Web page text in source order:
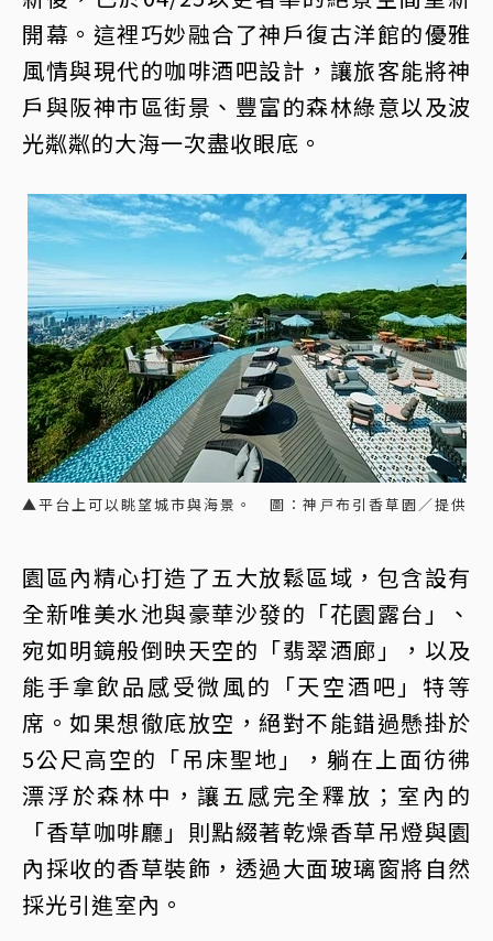
開幕。這裡巧妙融合了神戶復古洋館的優雅
風情與現代的咖啡酒吧設計，讓旅客能將神
戶與阪神市區街景、豐富的森林綠意以及波
光粼粼的大海一次盡收眼底。
▲平台上可以眺望城市與海景。 圖：神戸布引香草園／提供
園區內精心打造了五大放鬆區域，包含設有
全新唯美水池與豪華沙發的「花園露台」、
宛如明鏡般倒映天空的「翡翠酒廊」，以及
能手拿飲品感受微風的「天空酒吧」特等
席。如果想徹底放空，絕對不能錯過懸掛於
5公尺高空的「吊床聖地」，躺在上面彷彿
漂浮於森林中，讓五感完全釋放；室內的
「香草咖啡廳」則點綴著乾燥香草吊燈與園
內採收的香草裝飾，透過大面玻璃窗將自然
採光引進室內。